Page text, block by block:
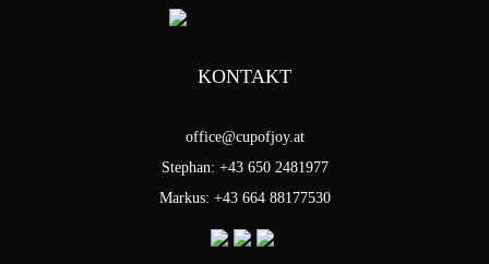
KONTAKT
office@cupofjoy.at
Stephan: +43 650 2481977
Markus: +43 664 88177530